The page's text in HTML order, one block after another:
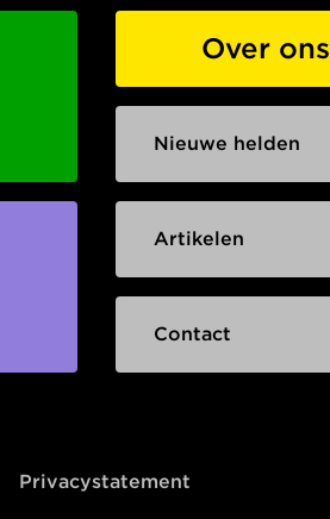
Over ons
Nieuwe helden
Artikelen
Contact
Privacystatement